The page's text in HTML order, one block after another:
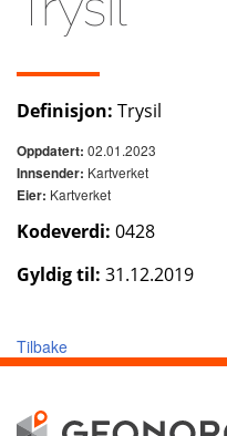
Definisjon: Trysil
Oppdatert: 02.01.2023
Innsender: Kartverket
Eier: Kartverket
Kodeverdi: 0428
Gyldig til: 31.12.2019
Tilbake